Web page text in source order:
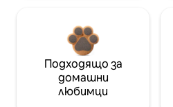
Подходящо за
домашни
любимци